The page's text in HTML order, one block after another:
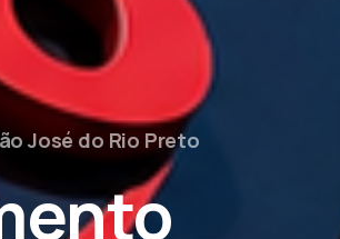
José do Rio Preto